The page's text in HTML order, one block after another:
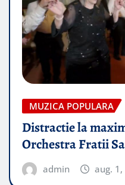
MUZICA POPULARA
Distractie la
Orchestra Fratii
admin aug.